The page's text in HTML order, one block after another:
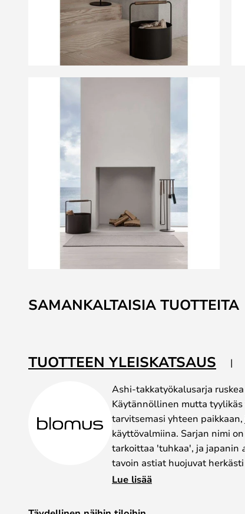
to
the
the
images
SAMANKALTAISIA TUOTTEITA
TUOTTEEN YLEISKATSAUS
Ashi-takkatyökalusarja
Käytännöllinen mutta
tarvitsemasi yhteen
käyttövalmiina. Sarjan nimi
tarkoittaa 'tuhkaa', ja japanin
tavoin astiat huojuvat
samalla toiminnallisen
jokaisessa on magneetti, joka
Lue lisää